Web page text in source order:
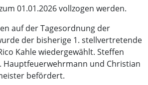
01.01.2026 vollzogen werden.
auf der Tagesordnung der
der bisherige 1. stellvertretende
Kahle wiedergewählt. Steffen
Hauptfeuerwehrmann und Christian
befördert.